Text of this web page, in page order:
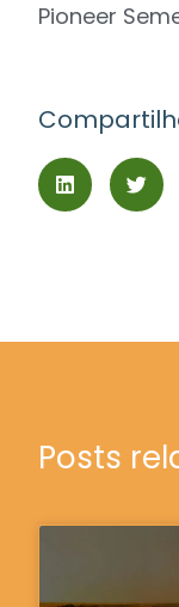
Pioneer
Posts